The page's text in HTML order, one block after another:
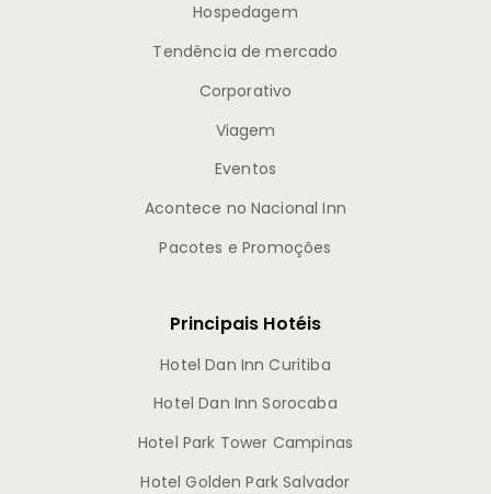
Hospedagem
Tendência de mercado
Corporativo
Viagem
Eventos
Acontece no Nacional Inn
Pacotes e Promoções
Principais Hotéis
Hotel Dan Inn Curitiba
Hotel Dan Inn Sorocaba
Hotel Park Tower Campinas
Hotel Golden Park Salvador